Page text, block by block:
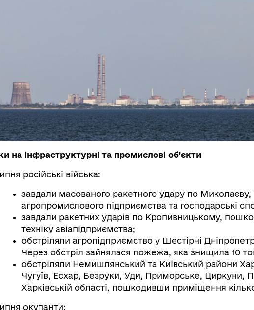
на інфраструктурні та промислові об’єкти
російські війська:
завдали масованого ракетного удару по
агропромислового підприємства та господарські
завдали ракетних ударів по Кропивницькому,
техніку авіапідприємства;
обстріляли агропідприємство у Шестірні
Через обстріл зайнялася пожежа, яка знищила 10
обстріляли Немишлянський та Київський райони
Чугуїв, Есхар, Безруки, Уди, Приморське, Циркуни,
Харківській області, пошкодивши приміщення
окупанти: